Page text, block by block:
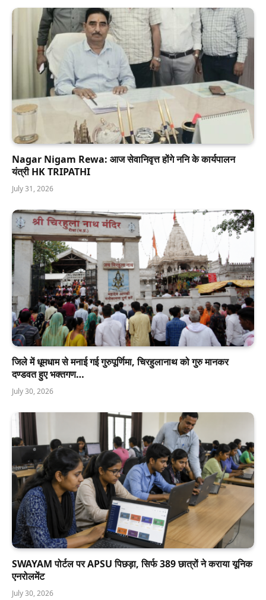
Nagar Nigam Rewa: आज सेवानिवृत्त होंगे ननि के कार्यपालन
यंत्री HK TRIPATHI
July 31, 2026
जिले में धूमधाम से मनाई गई गुरुपूर्णिमा, चिरहुलानाथ को गुरु मानकर
दण्डवत हुए भक्तगण…
July 30, 2026
SWAYAM पोर्टल पर APSU पिछड़ा, सिर्फ 389 छात्रों ने कराया यूनिक
एनरोलमेंट
July 30, 2026